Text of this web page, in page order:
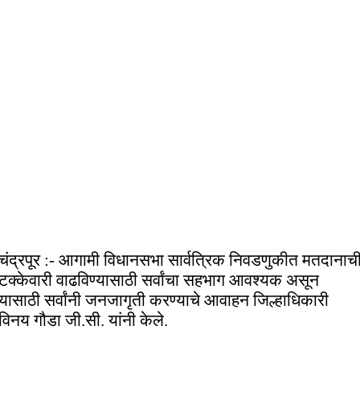
:- आगामी विधानसभा सार्वत्रिक निवडणुकीत
वाढविण्यासाठी सर्वांचा सहभाग आवश्यक असून
सर्वांनी जनजागृती करण्याचे आवाहन जिल्हाधिकारी
गौडा जी.सी. यांनी केले.